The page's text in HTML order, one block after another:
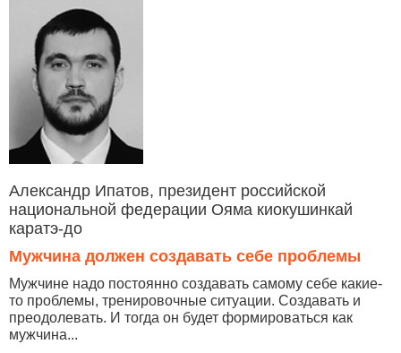
Александр Ипатов, президент российской
национальной федерации Ояма киокушинкай
каратэ-до
Мужчина должен создавать себе проблемы
Мужчине надо постоянно создавать самому себе какие-
то проблемы, тренировочные ситуации. Создавать и
преодолевать. И тогда он будет формироваться как
мужчина...